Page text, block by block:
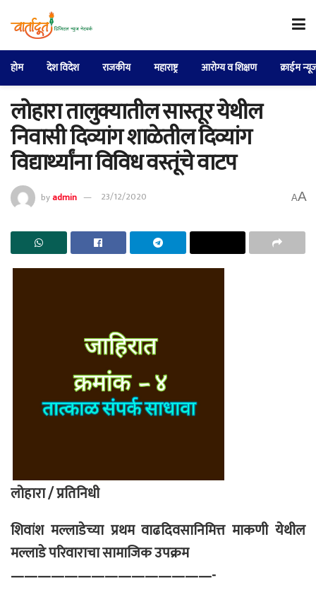
होम देश विदेश राजकीय महाराष्ट्र आरोग्य व शिक्षण क्राईम
लोहारा तालुक्यातील सास्तूर येथील
निवासी दिव्यांग शाळेतील दिव्यांग
विद्यार्थ्यांना विविध वस्तूंचे वाटप
byadmin 23/12/2020 AA
लोहारा / प्रतिनिधी
शिवांश मल्लाडेच्या प्रथम वाढदिवसानिमित्त माकणी येथील
मल्लाडे परिवाराचा सामाजिक उपक्रम
———————————————-